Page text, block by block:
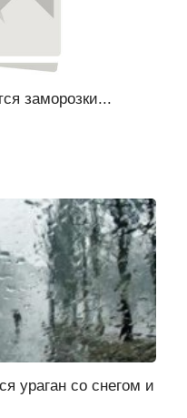
заморозки...
ураган со снегом и